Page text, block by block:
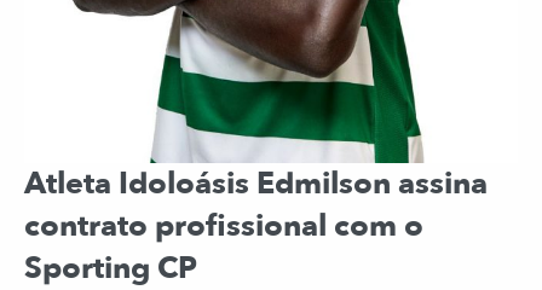
Atleta Idoloásis Edmilson assina
contrato profissional com o
Sporting CP